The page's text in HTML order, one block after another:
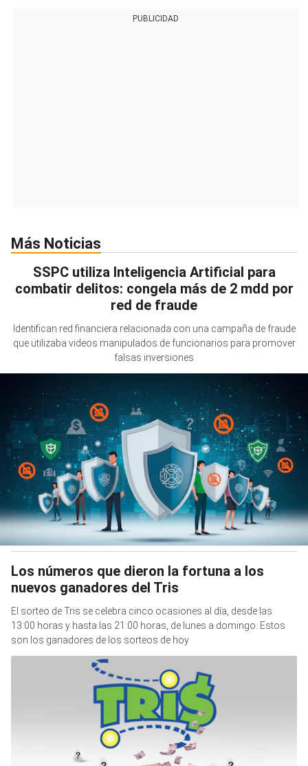
PUBLICIDAD
Más Noticias
SSPC utiliza Inteligencia Artificial para
combatir delitos: congela más de 2 mdd por
red de fraude
Identifican red financiera relacionada con una campaña de fraude
que utilizaba videos manipulados de funcionarios para promover
falsas inversiones
Los números que dieron la fortuna a los
nuevos ganadores del Tris
El sorteo de Tris se celebra cinco ocasiones al día, desde las
13:00 horas y hasta las 21:00 horas, de lunes a domingo. Estos
son los ganadores de los sorteos de hoy